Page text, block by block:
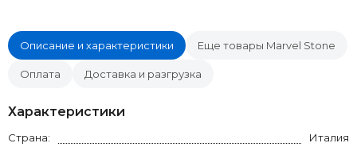
Описание и характеристики Еще товары Marvel Stone
Оплата Доставка и разгрузка
Характеристики
Страна:
Италия